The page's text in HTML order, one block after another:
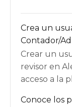
Crea un
Contador/
Crear un
revisor en
acceso a la
Conoce los